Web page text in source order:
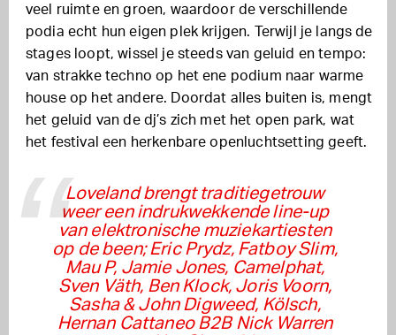
veel ruimte en groen, waardoor de verschillende
podia echt hun eigen plek krijgen. Terwijl je langs de
stages loopt, wissel je steeds van geluid en tempo:
van strakke techno op het ene podium naar warme
house op het andere. Doordat alles buiten is, mengt
het geluid van de dj’s zich met het open park, wat
het festival een herkenbare openluchtsetting geeft.
Loveland brengt traditiegetrouw
weer een indrukwekkende line-up
van elektronische muziekartiesten
op de been; Eric Prydz, Fatboy Slim,
Mau P, Jamie Jones, Camelphat,
Sven Väth, Ben Klock, Joris Voorn,
Sasha & John Digweed, Kölsch,
Hernan Cattaneo B2B Nick Warren